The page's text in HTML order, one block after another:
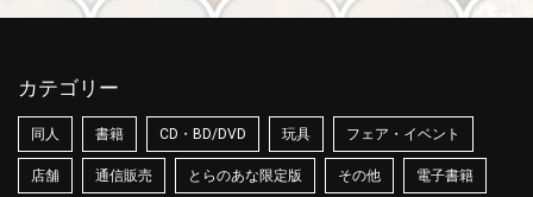
カテゴリー
同人 書籍 CD・BD/DVD 玩具 フェア・イベント
店舗 通信販売 とらのあな限定版 その他 電子書籍